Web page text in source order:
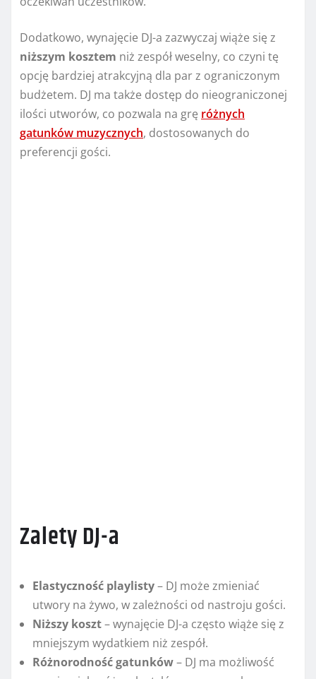
Dodatkowo, wynajęcie DJ-a zazwyczaj wiąże się z
niższym kosztem niż zespół weselny, co czyni tę
opcję bardziej atrakcyjną dla par z ograniczonym
budżetem. DJ ma także dostęp do nieograniczonej
ilości utworów, co pozwala na grę różnych
gatunków muzycznych, dostosowanych do
preferencji gości.
Zalety DJ-a
Elastyczność playlisty– DJ może zmieniać
utwory na żywo, w zależności od nastroju gości.
Niższy koszt– wynajęcie DJ-a często wiąże się z
mniejszym wydatkiem niż zespół.
Różnorodność gatunków– DJ ma możliwość